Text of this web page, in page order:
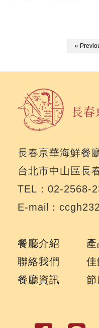
«
長春亰華海鮮餐
台北市中山區長
TEL：02-2568-
E-mail：
餐廳介紹
聯絡我們
餐廳資訊
佳
節